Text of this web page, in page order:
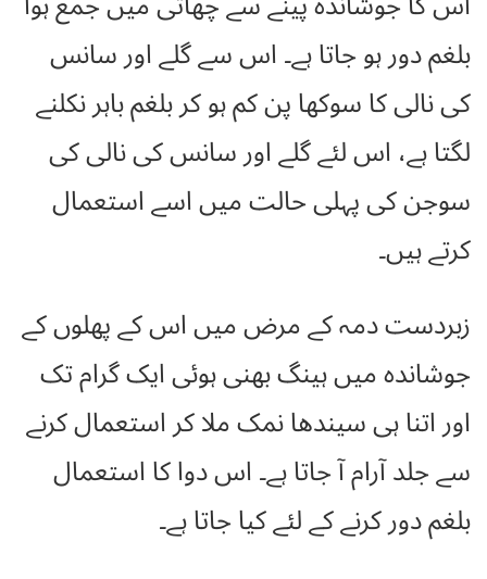
بلغم دور ہو جاتا ہے۔ اس سے گلے اور سانس
کی نالی کا سوکھا پن کم ہو کر بلغم باہر نکلنے
لگتا ہے، اس لئے گلے اور سانس کی نالی کی
سوجن کی پہلی حالت میں اسے استعمال
کرتے ہیں۔
زبردست دمہ کے مرض میں اس کے پھلوں کے
جوشاندہ میں ہینگ بھنی ہوئی ایک گرام تک
اور اتنا ہی سیندھا نمک ملا کر استعمال کرنے
سے جلد آرام آ جاتا ہے۔ اس دوا کا استعمال
بلغم دور کرنے کے لئے کیا جاتا ہے۔